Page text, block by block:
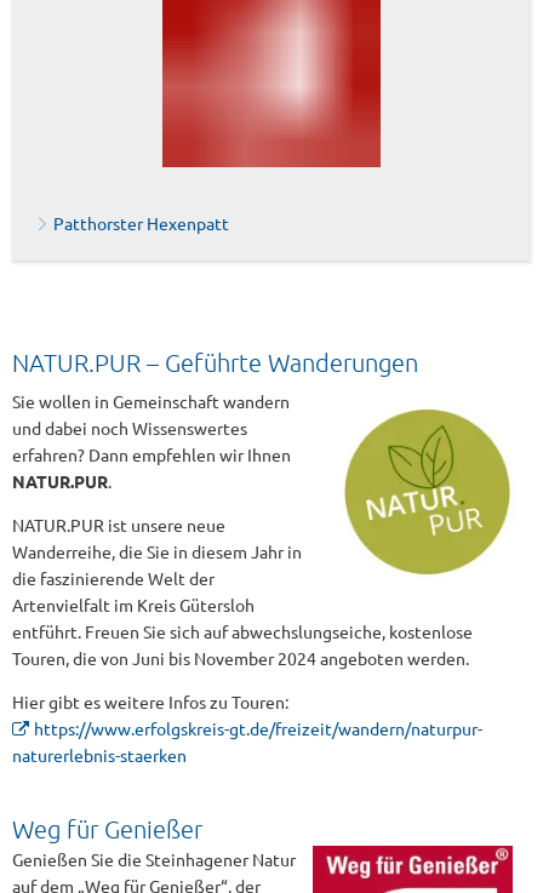
Patthorster Hexenpatt
NATUR.PUR – Geführte Wanderungen
Sie wollen in Gemeinschaft wandern
und dabei noch Wissenswertes
erfahren? Dann empfehlen wir Ihnen
NATUR.PUR.
NATUR.PUR ist unsere neue
Wanderreihe, die Sie in diesem Jahr in
die faszinierende Welt der
Artenvielfalt im Kreis Gütersloh
entführt. Freuen Sie sich auf abwechslungseiche, kostenlose
Touren, die von Juni bis November 2024 angeboten werden.
Hier gibt es weitere Infos zu Touren:
https://www.erfolgskreis-gt.de/freizeit/wandern/naturpur-
naturerlebnis-staerken
Weg für Genießer
Genießen Sie die Steinhagener Natur
auf dem „Weg für Genießer“, der